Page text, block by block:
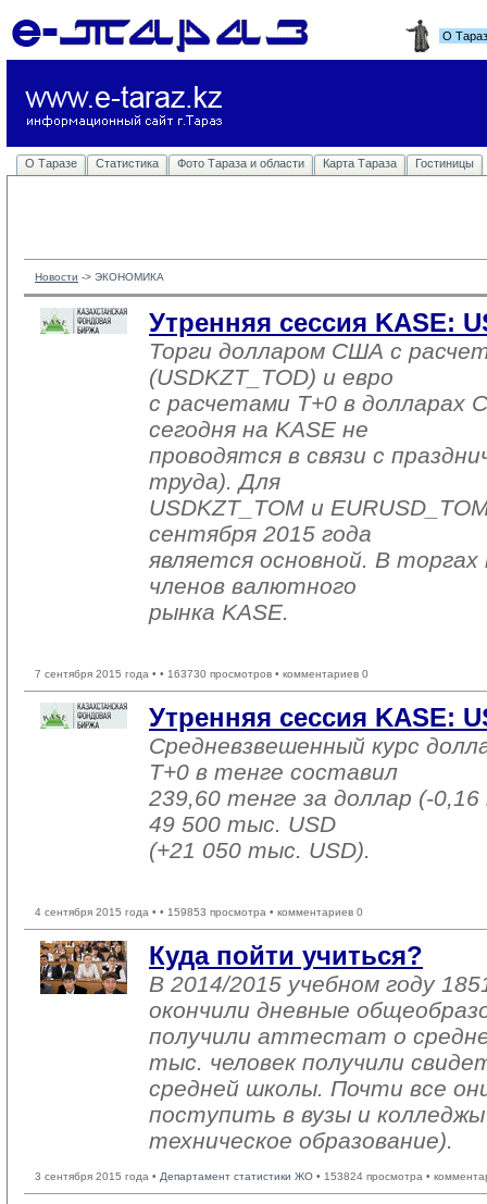
О
О Таразе Статистика Фото Тараза и области Карта Тараза Гостиницы
Новости -> ЭКОНОМИКА
Утренняя сессия KASE:
Торги долларом США с
(USDKZT_TOD) и евро
с расчетами T+0 в долларах
сегодня на KASE не
проводятся в связи с
труда). Для
USDKZT_TOM и
сентября 2015 года
является основной. В
членов валютного
рынка KASE.
7 сентября 2015 года • • 163730 просмотров • комментариев 0
Утренняя сессия KASE:
Средневзвешенный курс
T+0 в тенге составил
239,60 тенге за доллар (-
49 500 тыс. USD
(+21 050 тыс. USD).
4 сентября 2015 года • • 159853 просмотра • комментариев 0
Куда пойти учиться?
В 2014/2015 учебном году
окончили дневные
получили аттестат о
тыс. человек получили
средней школы. Почти все
поступить в вузы и
техническое образование).
3 сентября 2015 года • Департамент статистики ЖО • 153824 просмотра •